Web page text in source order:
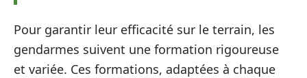
Pour garantir leur efficacité sur le terrain, les
gendarmes suivent une formation rigoureuse
et variée. Ces formations, adaptées à chaque